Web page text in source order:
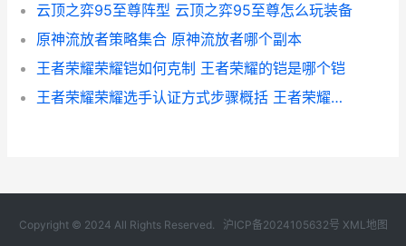
云顶之弈95至尊阵型 云顶之弈95至尊怎么玩装备
原神流放者策略集合 原神流放者哪个副本
王者荣耀荣耀铠如何克制 王者荣耀的铠是哪个铠
王者荣耀荣耀选手认证方式步骤概括 王者荣耀荣耀选手称号怎么获得
Copyright © 2024 All Rights Reserved. 沪ICP备2024105632号 XML地图